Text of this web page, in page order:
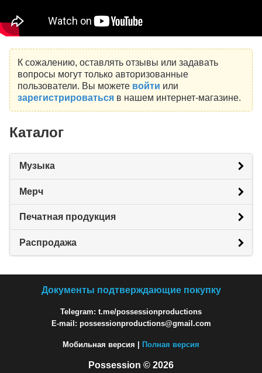
К сожалению, оставлять отзывы или задавать
вопросы могут только авторизованные
пользователи. Вы можете войти или
зарегистрироватьсяв нашем интернет-магазине.
Каталог
Музыка
Мерч
Печатная продукция
Распродажа
Документы подтверждающие покупку
Telegram: t.me/possessionproductions
E-mail: possessionproductions@gmail.com
Мобильная версия | Полная версия
Possession © 2026